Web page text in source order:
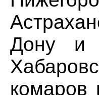
Дону и
комаров